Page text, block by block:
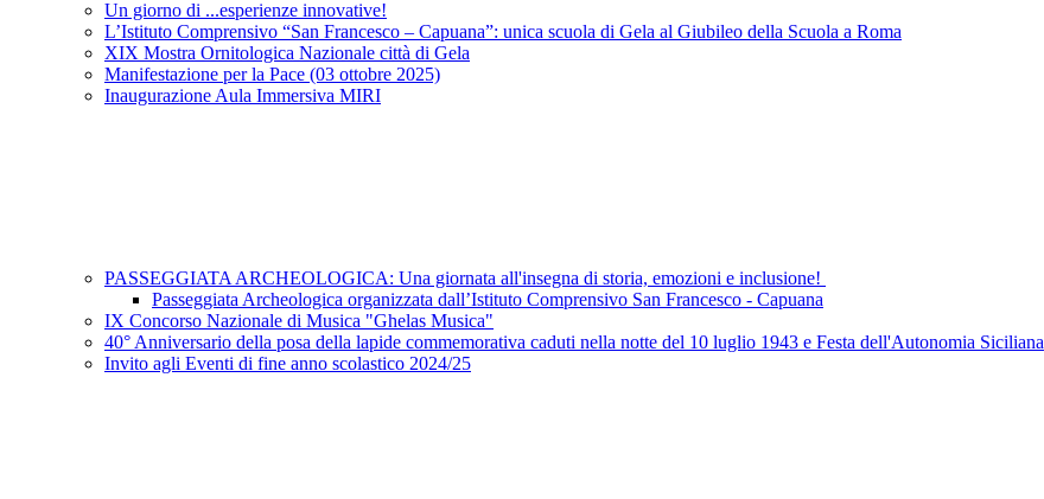
Un giorno di ...esperienze innovative!
L’Istituto Comprensivo “San Francesco – Capuana”: unica scuola di Gela al Giubileo della Scuola a Roma
XIX Mostra Ornitologica Nazionale città di Gela
Manifestazione per la Pace (03 ottobre 2025)
Inaugurazione Aula Immersiva MIRI
PASSEGGIATA ARCHEOLOGICA: Una giornata all'insegna di storia, emozioni e inclusione!
Passeggiata Archeologica organizzata dall’Istituto Comprensivo San Francesco - Capuana
IX Concorso Nazionale di Musica "Ghelas Musica"
40° Anniversario della posa della lapide commemorativa caduti nella notte del 10 luglio 1943 e Festa dell'Autonomia Siciliana
Invito agli Eventi di fine anno scolastico 2024/25